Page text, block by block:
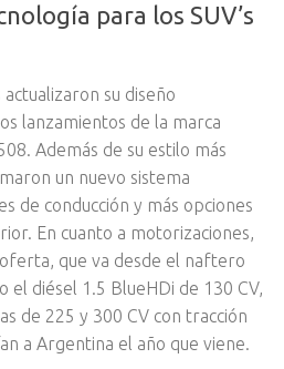
para los SUV’s
actualizaron su diseño
lanzamientos de la marca
Además de su estilo más
un nuevo sistema
de conducción y más opciones
En cuanto a motorizaciones,
que va desde el naftero
el diésel 1.5 BlueHDi de 130 CV,
de 225 y 300 CV con tracción
a Argentina el año que viene.